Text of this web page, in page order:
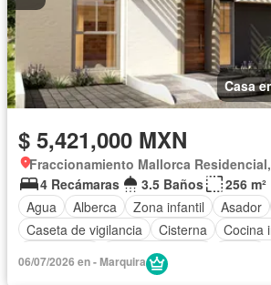
Casa
$ 5,421,000 MXN
Fraccionamiento Mallorca
4 Recámaras
3.5 Baños
256 m²
Agua
Alberca Zona infantil Asador
Caseta de vigilancia
Cisterna
Cocina
Estacionamiento
06/07/2026 en - Marquira